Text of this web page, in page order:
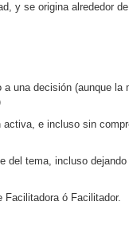
y se origina alrededor
una decisión (aunque la
e incluso sin
del tema, incluso
ó Facilitador.